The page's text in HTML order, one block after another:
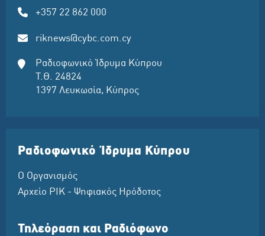
+357 22 862 000
riknews@cybc.com.cy
Ραδιοφωνικό Ίδρυμα Κύπρου
Τ.Θ. 24824
1397 Λευκωσία, Κύπρος
Ραδιοφωνικό Ίδρυμα Κύπρου
Ο Οργανισμός
Αρχείο ΡΙΚ - Ψηφιακός Ηρόδοτος
Τηλεόραση και Ραδιόφωνο